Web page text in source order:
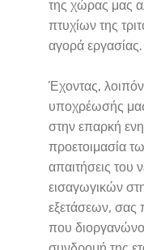
της χώρας μας
πτυχίων της
αγορά εργασίας.
Έχοντας,
υποχρέωσής
στην επαρκή
προετοιμασία
απαιτήσεις του
εισαγωγικών
εξετάσεων, σας
που